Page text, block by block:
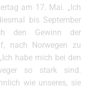
am 17. Mai. „Ich
bis September
den Gewinn der
nach Norwegen zu
habe mich bei den
so stark sind.
wie unseres, sie